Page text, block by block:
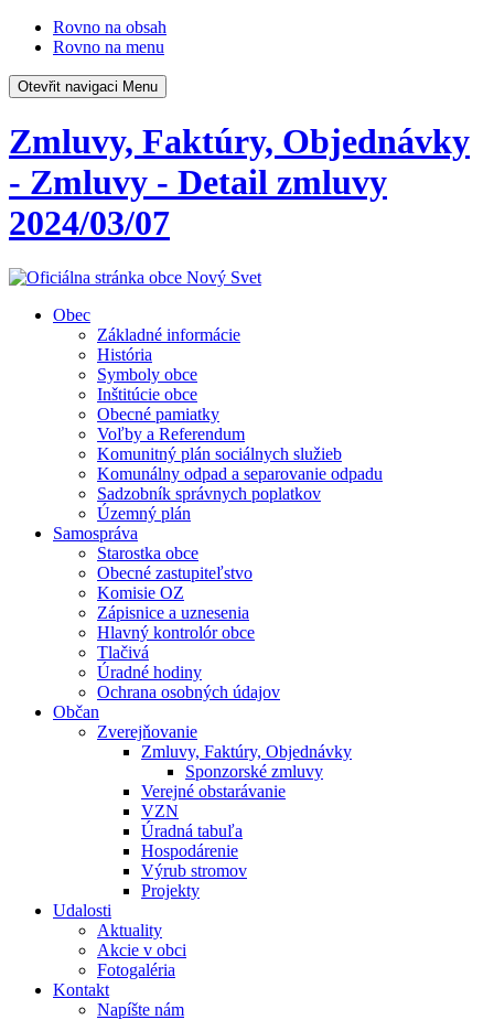
Rovno na obsah
Rovno na menu
Otevřit navigaci Menu
Zmluvy, Faktúry, Objednávky
- Zmluvy - Detail zmluvy
2024/03/07
Obec
Základné informácie
História
Symboly obce
Inštitúcie obce
Obecné pamiatky
Voľby a Referendum
Komunitný plán sociálnych služieb
Komunálny odpad a separovanie odpadu
Sadzobník správnych poplatkov
Územný plán
Samospráva
Starostka obce
Obecné zastupiteľstvo
Komisie OZ
Zápisnice a uznesenia
Hlavný kontrolór obce
Tlačivá
Úradné hodiny
Ochrana osobných údajov
Občan
Zverejňovanie
Zmluvy, Faktúry, Objednávky
Sponzorské zmluvy
Verejné obstarávanie
VZN
Úradná tabuľa
Hospodárenie
Výrub stromov
Projekty
Udalosti
Aktuality
Akcie v obci
Fotogaléria
Kontakt
Napíšte nám